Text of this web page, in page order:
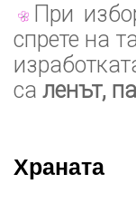
При
спрете на
са ленът,
Храната